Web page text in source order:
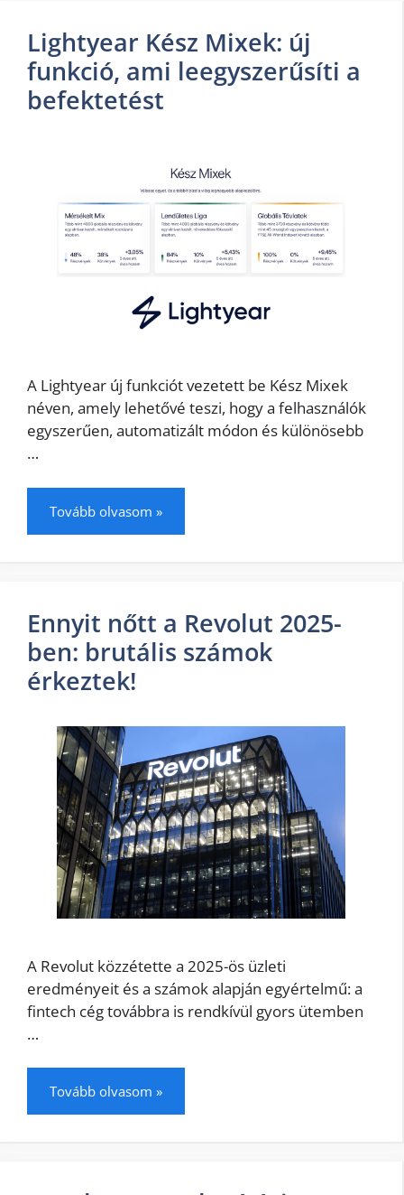
Lightyear Kész Mixek: új
funkció, ami leegyszerűsíti a
befektetést
A Lightyear új funkciót vezetett be Kész Mixek
néven, amely lehetővé teszi, hogy a felhasználók
egyszerűen, automatizált módon és különösebb
…
Tovább olvasom »
Ennyit nőtt a Revolut 2025-
ben: brutális számok
érkeztek!
A Revolut közzétette a 2025-ös üzleti
eredményeit és a számok alapján egyértelmű: a
fintech cég továbbra is rendkívül gyors ütemben
…
Tovább olvasom »